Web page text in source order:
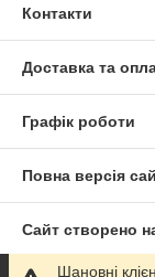
Контакти
Доставка та
Графік роботи
Повна версія
Сайт створено
Шановні